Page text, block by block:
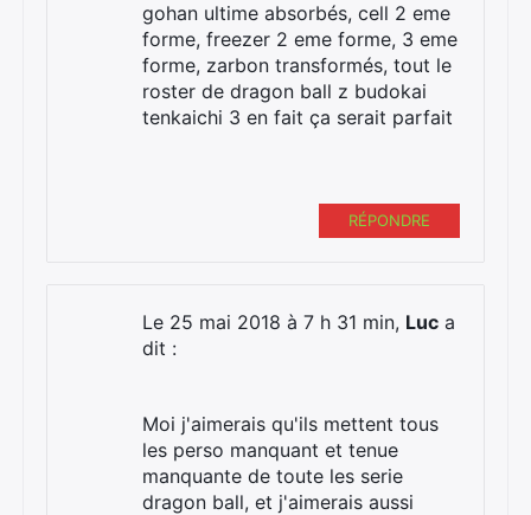
gohan ultime absorbés, cell 2 eme
forme, freezer 2 eme forme, 3 eme
forme, zarbon transformés, tout le
roster de dragon ball z budokai
tenkaichi 3 en fait ça serait parfait
RÉPONDRE
Le 25 mai 2018 à 7 h 31 min, Luc a
dit :
Moi j'aimerais qu'ils mettent tous
les perso manquant et tenue
manquante de toute les serie
dragon ball, et j'aimerais aussi